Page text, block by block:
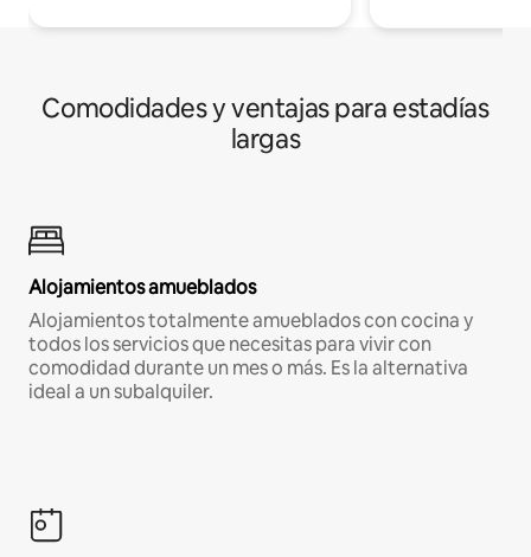
Comodidades y ventajas para estadías
largas
Alojamientos amueblados
Alojamientos totalmente amueblados con cocina y
todos los servicios que necesitas para vivir con
comodidad durante un mes o más. Es la alternativa
ideal a un subalquiler.